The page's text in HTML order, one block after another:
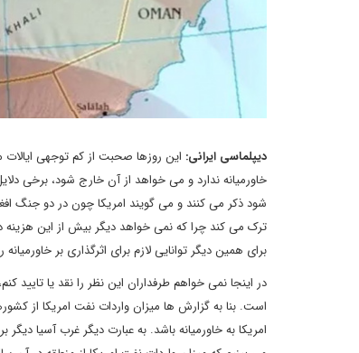
دیپلماسی ایرانی: این روزها صحبت از کم توجهی ایالات
خاورمیانه ندارد و می خواهد از آن خارج شود، برخی
شود ذکر می کنند و می گویند امریکا چون در دو جنگ
ترک می کند چرا که نمی خواهد دیگر بیش از این
برای همین دیگر توانایی لازم برای اثرگذاری بر خاورمیانه
در اینجا نمی خواهم طرفداران این نظر را نقد یا تایید
است. بنا به گزارش ها میزان واردات نفت امریکا از